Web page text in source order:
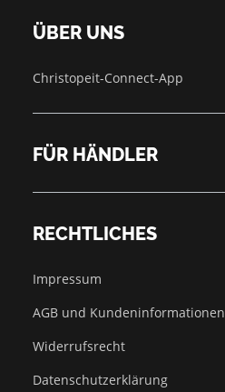
ÜBER UNS
Christopeit-Connect-App
FÜR HÄNDLER
RECHTLICHES
Impressum
AGB und Kundeninformationen
Widerrufsrecht
Datenschutzerklärung